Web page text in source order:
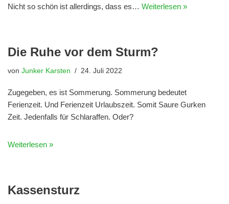
Nicht so schön ist allerdings, dass es… Weiterlesen »
Die Ruhe vor dem Sturm?
von Junker Karsten 24. Juli 2022
Zugegeben, es ist Sommerung. Sommerung bedeutet
Ferienzeit. Und Ferienzeit Urlaubszeit. Somit Saure Gurken
Zeit. Jedenfalls für Schlaraffen. Oder?
Weiterlesen »
Kassensturz